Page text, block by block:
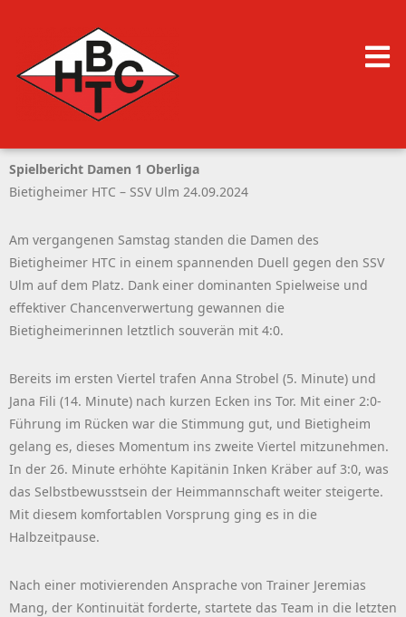
Spielbericht Damen 1 Oberliga
Bietigheimer HTC – SSV Ulm 24.09.2024
Am vergangenen Samstag standen die Damen des
Bietigheimer HTC in einem spannenden Duell gegen den SSV
Ulm auf dem Platz. Dank einer dominanten Spielweise und
effektiver Chancenverwertung gewannen die
Bietigheimerinnen letztlich souverän mit 4:0.
Bereits im ersten Viertel trafen Anna Strobel (5. Minute) und
Jana Fili (14. Minute) nach kurzen Ecken ins Tor. Mit einer 2:0-
Führung im Rücken war die Stimmung gut, und Bietigheim
gelang es, dieses Momentum ins zweite Viertel mitzunehmen.
In der 26. Minute erhöhte Kapitänin Inken Kräber auf 3:0, was
das Selbstbewusstsein der Heimmannschaft weiter steigerte.
Mit diesem komfortablen Vorsprung ging es in die
Halbzeitpause.
Nach einer motivierenden Ansprache von Trainer Jeremias
Mang, der Kontinuität forderte, startete das Team in die letzten